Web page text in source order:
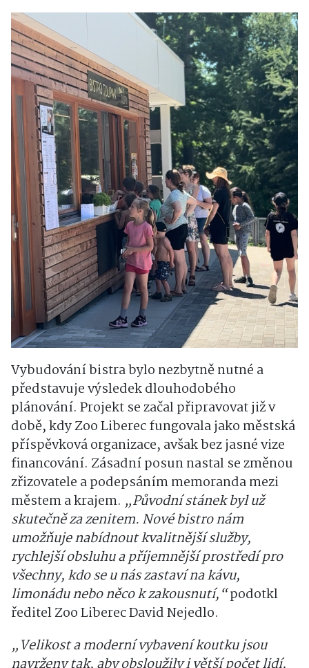
Vybudování bistra bylo nezbytně nutné a
představuje výsledek dlouhodobého
plánování. Projekt se začal připravovat již v
době, kdy Zoo Liberec fungovala jako městská
příspěvková organizace, avšak bez jasné vize
financování. Zásadní posun nastal se změnou
zřizovatele a podepsáním memoranda mezi
městem a krajem. „Původní stánek byl už
skutečně za zenitem. Nové bistro nám
umožňuje nabídnout kvalitnější služby,
rychlejší obsluhu a příjemnější prostředí pro
všechny, kdo se u nás zastaví na kávu,
limonádu nebo něco k zakousnutí,“podotkl
ředitel Zoo Liberec David Nejedlo.
„Velikost a moderní vybavení koutku jsou